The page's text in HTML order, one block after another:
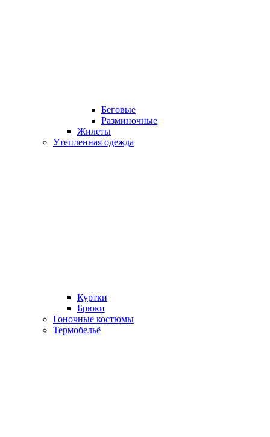
Беговые
Разминочные
Жилеты
Утепленная одежда
Куртки
Брюки
Гоночные костюмы
Термобельё